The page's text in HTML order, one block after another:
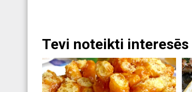
Tevi noteikti interesēs